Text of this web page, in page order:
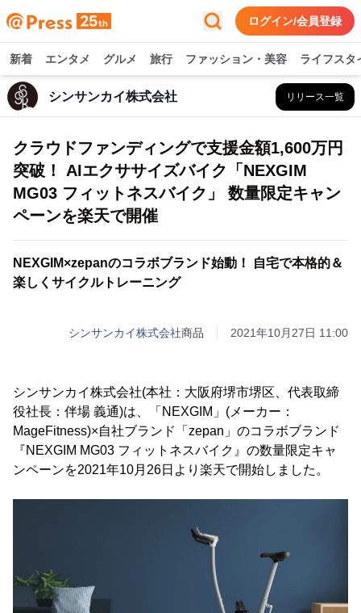
ログイン/会員登録
新着 エンタメ グルメ 旅行 ファッション・美容 ライフスタ
シンサンカイ株式会社 リリース一覧
クラウドファンディングで支援金額1,600万円
突破！ AIエクササイズバイク「NEXGIM
MG03 フィットネスバイク」 数量限定キャン
ペーンを楽天で開催
NEXGIM×zepanのコラボブランド始動！ 自宅で本格的＆
楽しくサイクルトレーニング
シンサンカイ株式会社商品 2021年10月27日 11:00
シンサンカイ株式会社(本社：大阪府堺市堺区、代表取締
役社長：伴場 義通)は、「NEXGIM」(メーカー：
MageFitness)×自社ブランド「zepan」のコラボブランド
『NEXGIM MG03 フィットネスバイク』の数量限定キャ
ンペーンを2021年10月26日より楽天で開始しました。